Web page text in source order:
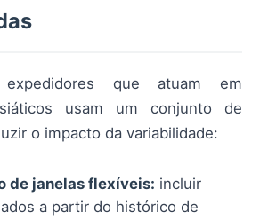
que atuam em
usam um conjunto de
o impacto da variabilidade:
de janelas flexíveis: incluir
a partir do histórico de